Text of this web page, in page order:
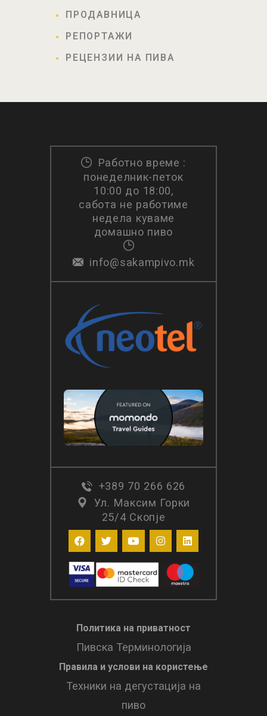
ПРОДАВНИЦА
РЕПОРТАЖИ
РЕЦЕНЗИИ НА ПИВА
Работно време :
понеделник-петок
10:00 до 18:00,
сабота не работиме
недела куваме
домашно пиво
info@sakampivo.mk
+389 70 266 626
Ул. Максим Горки
25/4 Скопје
Политика на приватност
Пивска Терминологија
Правила и услови нa користење
Техники на дегустација на
пиво